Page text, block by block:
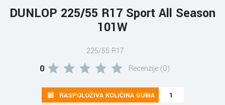
DUNLOP 225/55 R17 Sport All Season
101W
225/55 R17
0 Recenzije (0)
RASPOLOŽIVA KOLIČINA GUMA 1